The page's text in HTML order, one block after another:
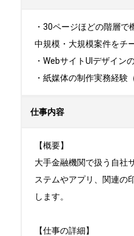
・30ページほどの階層
中規模・大規模案件をチ
・WebサイトUIデザイン
・紙媒体の制作実務経験
仕事内容
【概要】
大手金融機関で扱う自社
ステムやアプリ、関連の
します。
【仕事の詳細】